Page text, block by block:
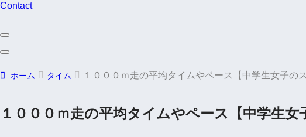
Contact
ホーム タイム １０００ｍ走の平均タイムやペース【中学生女子の
１０００ｍ走の平均タイムやペース【中学生